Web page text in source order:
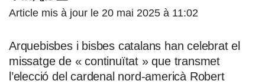
Article mis à jour le 20 mai 2025 à 11:02
Arquebisbes i bisbes catalans han celebrat el
missatge de « continuïtat » que transmet
l’elecció del cardenal nord-americà Robert